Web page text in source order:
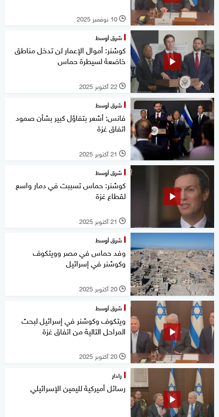
l 10 نوفمبر 2025
شرق أوسط
كوشنر: أموال الإعمار لن تدخل مناطق
خاضعة لسيطرة حماس
l 22 أكتوبر 2025
شرق أوسط
فانس: أشعر بتفاؤل كبير بشأن صمود
اتفاق غزة
l 21 أكتوبر 2025
شرق أوسط
كوشنر: حماس تسببت في دمار واسع
لقطاع غزة
l 21 أكتوبر 2025
شرق أوسط
وفد حماس في مصر وويتكوف
وكوشنر في إسرائيل
l 20 أكتوبر 2025
شرق أوسط
ويتكوف وكوشنر في إسرائيل لبحث
المراحل التالية من اتفاق غزة
l 20 أكتوبر 2025
رادار
رسائل أميركية لليمين الإسرائيلي